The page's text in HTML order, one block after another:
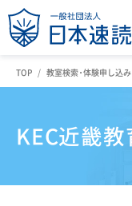
TOP 教室検索・体験申し込み
KEC近畿